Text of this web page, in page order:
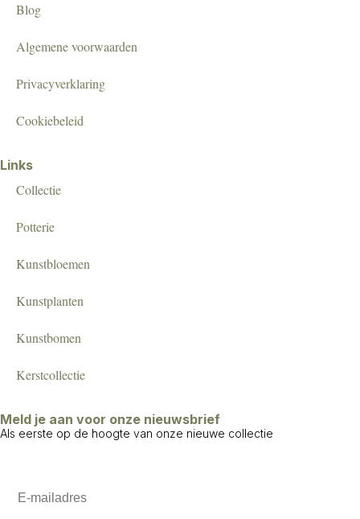
Blog
Algemene voorwaarden
Privacyverklaring
Cookiebeleid
Links
Collectie
Potterie
Kunstbloemen
Kunstplanten
Kunstbomen
Kerstcollectie
Meld je aan voor onze nieuwsbrief
Als eerste op de hoogte van onze nieuwe collectie